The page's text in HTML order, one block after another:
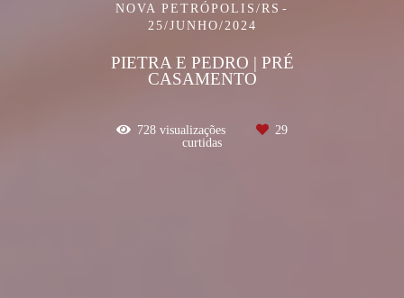
NOVA PETRÓPOLIS/RS
25/JUNHO/2024
PIETRA E PEDRO | PRÉ
CASAMENTO
728 visualizações
29
curtidas